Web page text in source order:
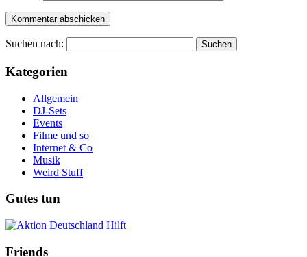
Suchen nach:
Kategorien
Allgemein
DJ-Sets
Events
Filme und so
Internet & Co
Musik
Weird Stuff
Gutes tun
Friends